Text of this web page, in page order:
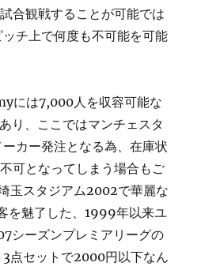
合観戦することが可能では
チ上で何度も不可能を可能
には7,000人を収容可能な
り、ここではマンチェスタ
カー発注となる為、在庫状
可となってしまう場合もご
玉スタジアム2002で華麗な
を魅了した、1999年以来ユ
シーズンプレミアリーグの
点セットで2000円以下なん